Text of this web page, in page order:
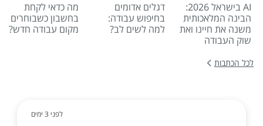
AI בישראל 2026:
הבינה המלאכותית
משנה את חיינו ואת
שוק העבודה
דגלים אדומים
בחיפוש עבודה:
למה לשים לב?
מה כדאי לקחת
בחשבון כשבוחרים
מקום עבודה חדש?
לכל הכתבות
לפני 3 ימים